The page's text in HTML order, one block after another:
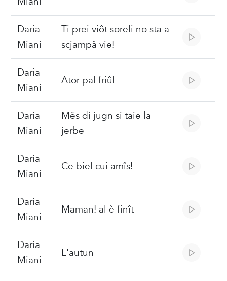
Daria
Miani
Ti prei viôt soreli no sta a
scjampâ vie!
Daria
Miani
Ator pal friûl
Daria
Miani
Mês di jugn si taie la
jerbe
Daria
Miani
Ce biel cui amîs!
Daria
Miani
Maman! al è finît
Daria
Miani
L'autun